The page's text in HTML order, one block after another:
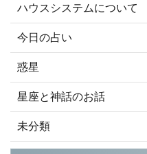
ハウスシステムについて
今日の占い
惑星
星座と神話のお話
未分類